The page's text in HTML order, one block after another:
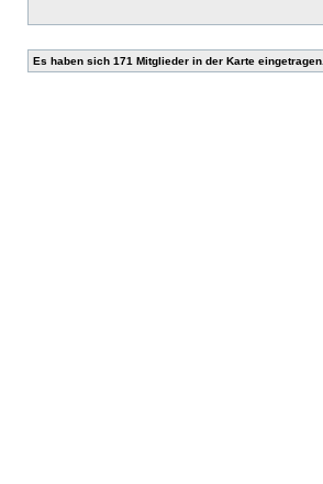
Es haben sich 171 Mitglieder in der Karte eingetragen.